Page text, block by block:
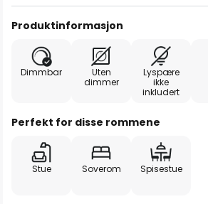
Produktinformasjon
Dimmbar
Uten
dimmer
Lyspære
ikke
inkludert
Perfekt for disse rommene
Stue Soverom Spisestue